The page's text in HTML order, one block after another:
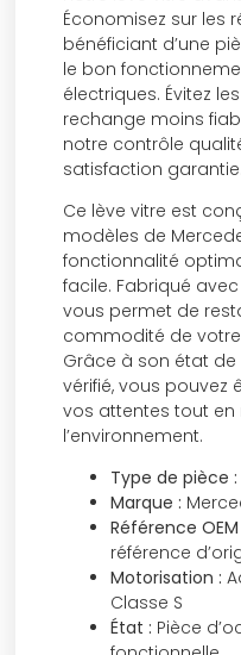
Économisez sur les
bénéficiant d’une
le bon
électriques. Évitez
rechange moins
notre contrôle
satisfaction garantie.
Ce lève vitre est
modèles de
fonctionnalité
facile. Fabriqué
vous permet de
commodité de
Grâce à son état
vérifié, vous pouvez
vos attentes tout
l’environnement.
Type de pièce :
Marque :
Référence OEM
référence
Motorisation :
Classe S
État : Pièce